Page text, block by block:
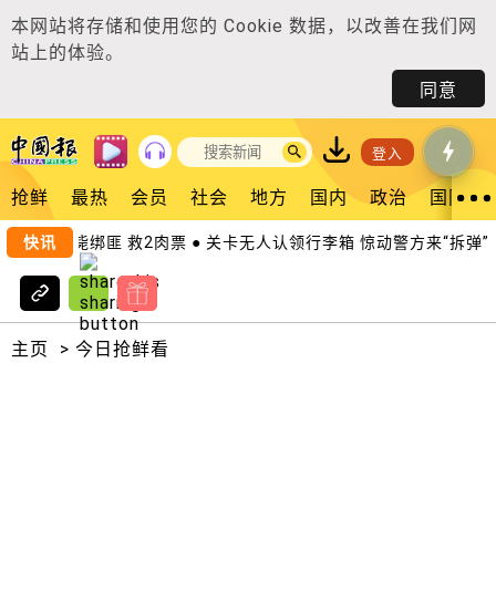
本网站将存储和使用您的 Cookie 数据，以改善在我们网
站上的体验。
同意
登入
抢鲜 最热 会员 社会 地方 国内 政治 国际
快讯
击毙绑匪 救2肉票 ● 关卡无人认领行李箱 惊动警方来“拆弹”
主页 > 今日抢鲜看